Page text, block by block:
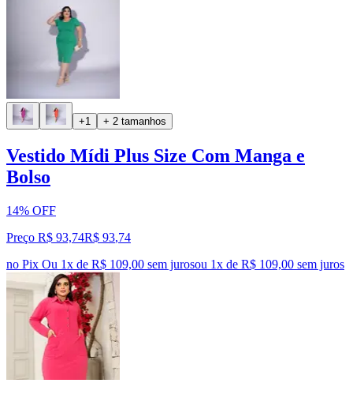
+1 + 2 tamanhos
Vestido Mídi Plus Size Com Manga e
Bolso
14% OFF
Preço R$ 93,74R$ 93,74
no Pix Ou 1x de R$ 109,00 sem jurosou 1x de R$ 109,00 sem juros